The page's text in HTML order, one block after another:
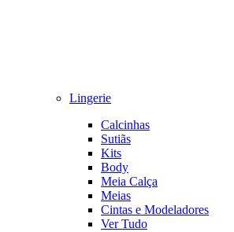
Lingerie
Calcinhas
Sutiãs
Kits
Body
Meia Calça
Meias
Cintas e Modeladores
Ver Tudo